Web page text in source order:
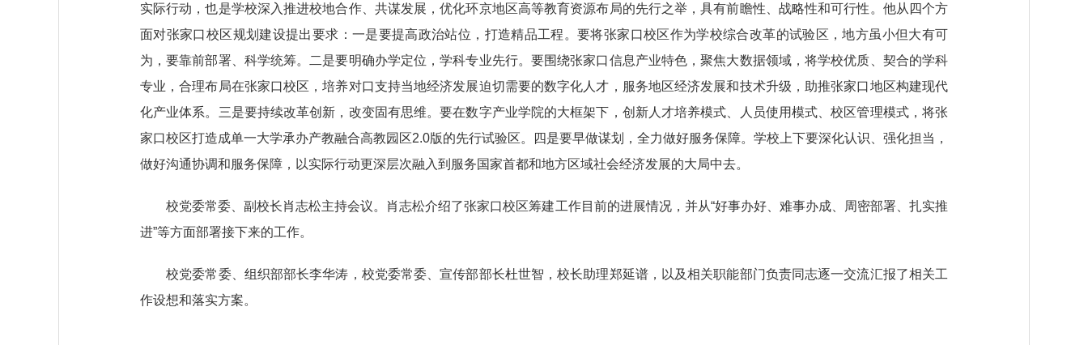
实际行动，也是学校深入推进校地合作、共谋发展，优化环京地区高等教育资源布局的先行之举，具有前瞻性、战略性和可行性。他从四个方
面对张家口校区规划建设提出要求：一是要提高政治站位，打造精品工程。要将张家口校区作为学校综合改革的试验区，地方虽小但大有可
为，要靠前部署、科学统筹。二是要明确办学定位，学科专业先行。要围绕张家口信息产业特色，聚焦大数据领域，将学校优质、契合的学科
专业，合理布局在张家口校区，培养对口支持当地经济发展迫切需要的数字化人才，服务地区经济发展和技术升级，助推张家口地区构建现代
化产业体系。三是要持续改革创新，改变固有思维。要在数字产业学院的大框架下，创新人才培养模式、人员使用模式、校区管理模式，将张
家口校区打造成单一大学承办产教融合高教园区2.0版的先行试验区。四是要早做谋划，全力做好服务保障。学校上下要深化认识、强化担当，
做好沟通协调和服务保障，以实际行动更深层次融入到服务国家首都和地方区域社会经济发展的大局中去。
校党委常委、副校长肖志松主持会议。肖志松介绍了张家口校区筹建工作目前的进展情况，并从“好事办好、难事办成、周密部署、扎实推
进”等方面部署接下来的工作。
校党委常委、组织部部长李华涛，校党委常委、宣传部部长杜世智，校长助理郑延谱，以及相关职能部门负责同志逐一交流汇报了相关工
作设想和落实方案。